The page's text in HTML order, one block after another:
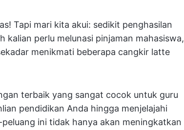
Tapi mari kita akui: sedikit penghasilan
kalian perlu melunasi pinjaman mahasiswa,
menikmati beberapa cangkir latte
terbaik yang sangat cocok untuk guru
pendidikan Anda hingga menjelajahi
ini tidak hanya akan meningkatkan